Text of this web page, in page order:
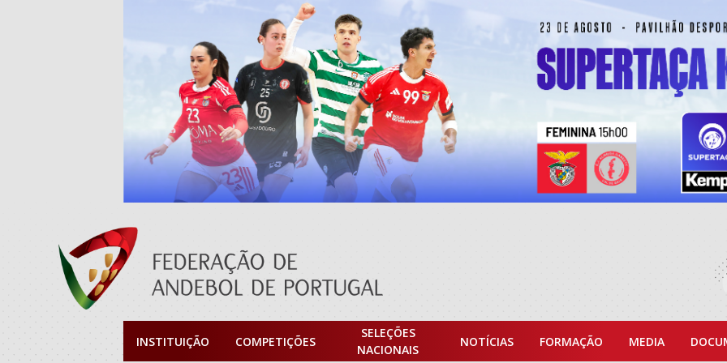
INSTITUIÇÃO COMPETIÇÕES
SELEÇÕES
NACIONAIS
NOTÍCIAS FORMAÇÃO MEDIA